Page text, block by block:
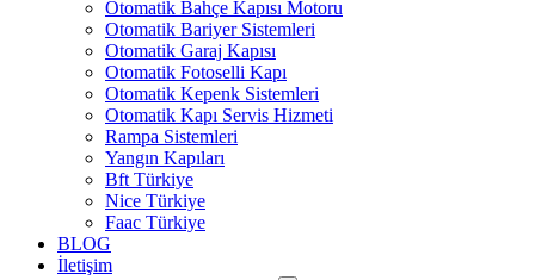
Otomatik Bahçe Kapısı Motoru
Otomatik Bariyer Sistemleri
Otomatik Garaj Kapısı
Otomatik Fotoselli Kapı
Otomatik Kepenk Sistemleri
Otomatik Kapı Servis Hizmeti
Rampa Sistemleri
Yangın Kapıları
Bft Türkiye
Nice Türkiye
Faac Türkiye
BLOG
İletişim